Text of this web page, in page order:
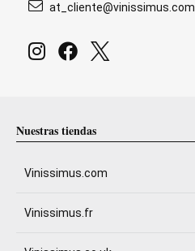
at_cliente@vinissimus.com
Nuestras tiendas
Vinissimus.com
Vinissimus.fr